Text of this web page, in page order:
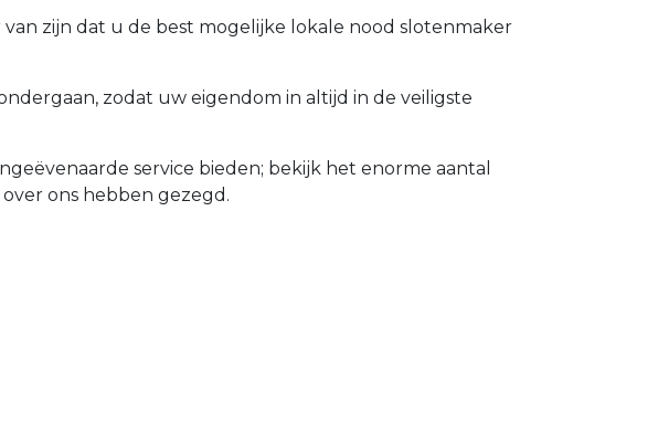
zijn dat u de best mogelijke lokale nood slotenmaker
zodat uw eigendom in altijd in de veiligste
service bieden; bekijk het enorme aantal
ons hebben gezegd.